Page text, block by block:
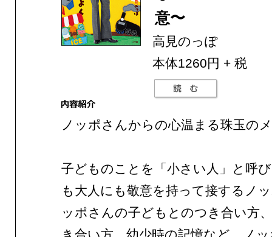
意〜
高見のっぽ
本体1260円 + 税
ノッポさんからの心温まる珠玉の
子どものことを「小さい人」と呼
も大人にも敬意を持って接するノ
ッポさんの子どもとのつき合い方